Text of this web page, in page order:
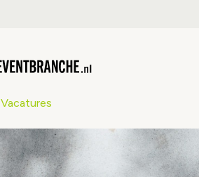
Vacatures